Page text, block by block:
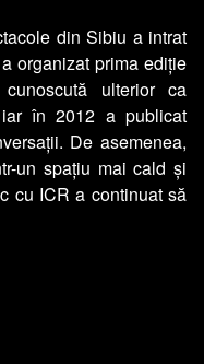
din Sibiu a intrat
organizat prima ediție
ulterior ca
în 2012 a publicat
De asemenea,
un spațiu mai cald și
cu ICR a continuat să